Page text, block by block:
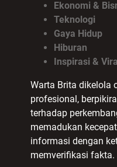
Ekonomi &
Teknologi
Gaya Hidup
Hiburan
Inspirasi & Viral
Warta Brita dikelola
profesional,
terhadap
memadukan
informasi dengan
memverifikasi fakta.